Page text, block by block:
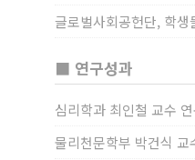
■ 연구성과